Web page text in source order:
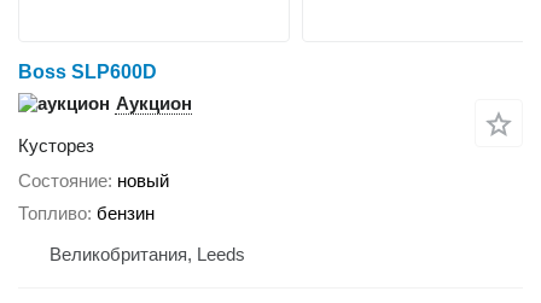
Boss SLP600D
Аукцион
Кусторез
Состояние новый
Топливо бензин
Великобритания, Leeds